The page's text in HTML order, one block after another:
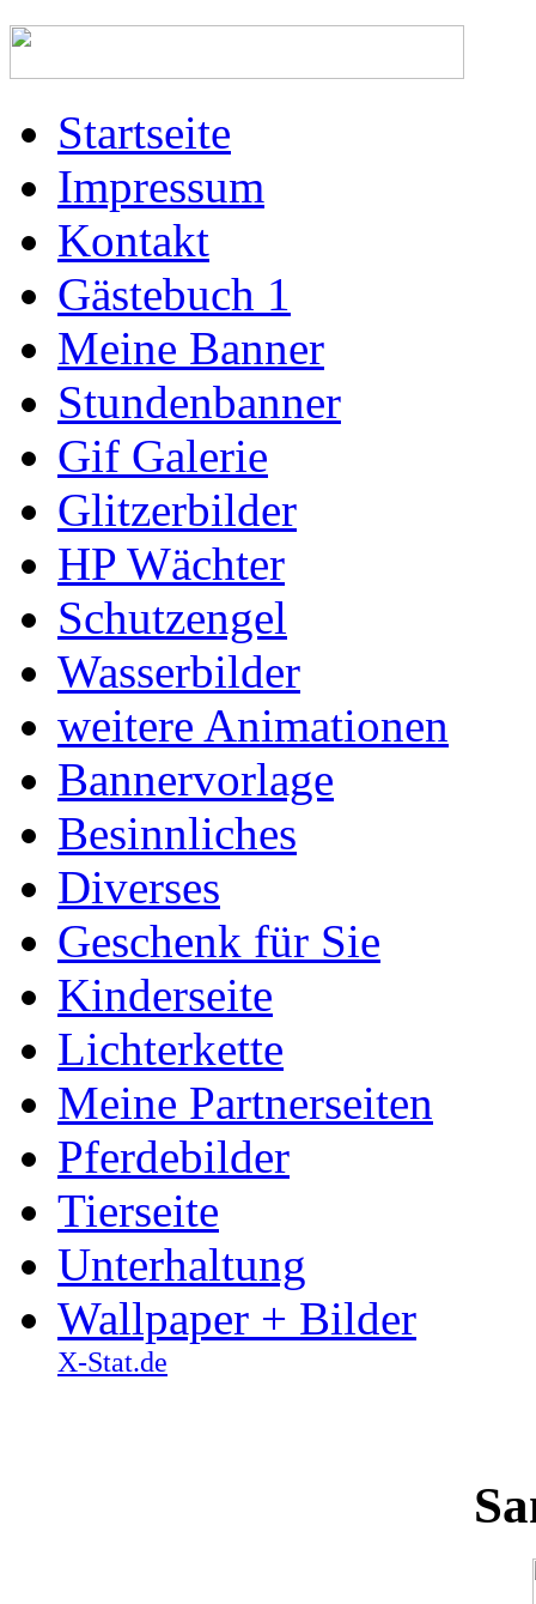
Startseite
Impressum
Kontakt
Gästebuch 1
Meine Banner
Stundenbanner
Gif Galerie
Glitzerbilder
HP Wächter
Schutzengel
Wasserbilder
weitere Animationen
Bannervorlage
Besinnliches
Diverses
Geschenk für Sie
Kinderseite
Lichterkette
Meine Partnerseiten
Pferdebilder
Tierseite
Unterhaltung
Wallpaper + Bilder
X-Stat.de